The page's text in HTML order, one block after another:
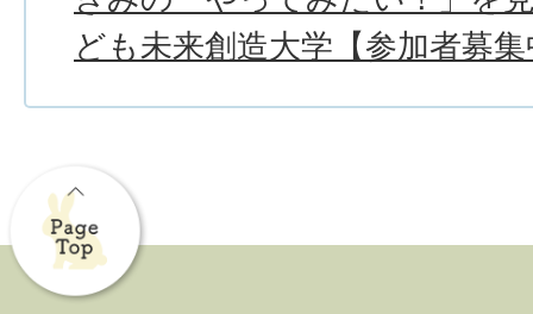
ども未来創造大学【参加者募